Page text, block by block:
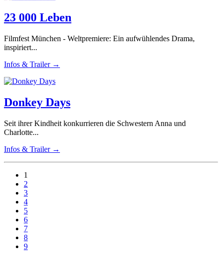
23 000 Leben
Filmfest München - Weltpremiere: Ein aufwühlendes Drama,
inspiriert...
Infos & Trailer →
Donkey Days
Seit ihrer Kindheit konkurrieren die Schwestern Anna und
Charlotte...
Infos & Trailer →
1
2
3
4
5
6
7
8
9